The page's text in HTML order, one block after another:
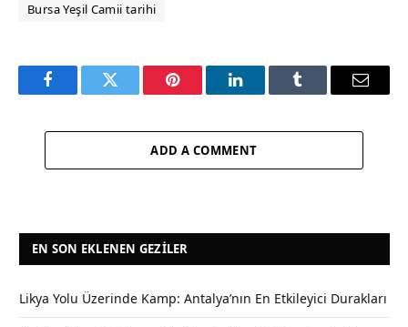
Bursa Yeşil Camii tarihi
FacebookTwitter Pinterest LinkedInTumblr Email
ADD A COMMENT
EN SON EKLENEN GEZILER
Likya Yolu Üzerinde Kamp: Antalya’nın En Etkileyici Durakları